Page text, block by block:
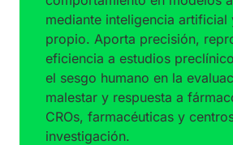
mediante inteligencia artificial
propio. Aporta precisión,
eficiencia a estudios
el sesgo humano en la
malestar y respuesta a
CROs, farmacéuticas y
investigación.